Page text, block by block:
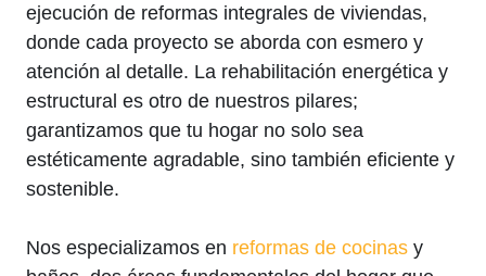
ejecución de reformas integrales de viviendas,
donde cada proyecto se aborda con esmero y
atención al detalle. La rehabilitación energética y
estructural es otro de nuestros pilares;
garantizamos que tu hogar no solo sea
estéticamente agradable, sino también eficiente y
sostenible.
Nos especializamos en reformas de cocinas y